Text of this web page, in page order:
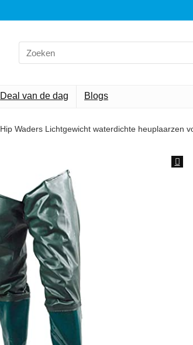
Search
for:
Deal van de dag Blogs
Hip Waders Lichtgewicht waterdichte heuplaarzen